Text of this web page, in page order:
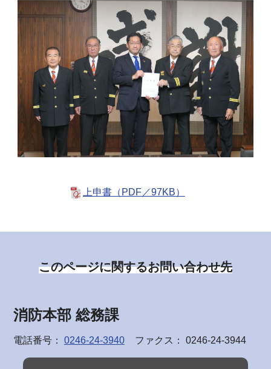
上申書（PDF／97KB）
このページに関するお問い合わせ先
消防本部 総務課
電話番号： 0246-24-3940 ファクス： 0246-24-3944